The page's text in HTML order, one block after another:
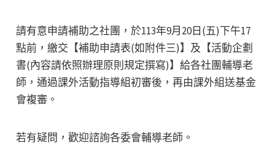
請有意申請補助之社團，於113年9月20日(五)下午17
點前，繳交【補助申請表(如附件三)】及【活動企劃
書(內容請依照辦理原則規定撰寫)】給各社團輔導老
師，通過課外活動指導組初審後，再由課外組送基金
會複審。
若有疑問，歡迎諮詢各委會輔導老師。